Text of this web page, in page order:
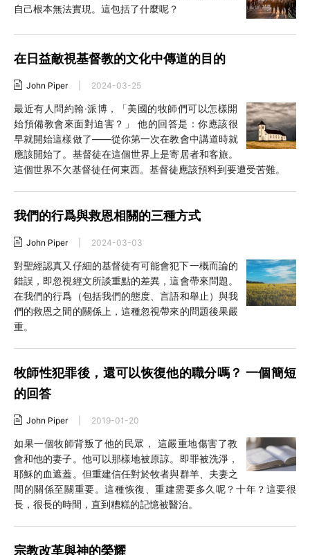
自己根本無法實現。這包括了什麼呢？
在日益敵視基督教的文化中傳道的目的
John Piper 2024-03-25
最近有人問約翰·派博，「美國的牧師們可以怎樣開
始預備教會來面對迫害？」 他的回答是：你應該很
早就開始這樣做了——從你第一次在教會中講道時就
應該開始了。基督徒在這個世界上是寄居者和客旅。
這個世界不欠基督徒任何東西。基督徒應該預料到要遭受苦難。
我們的行爲與救恩相關的三種方式
John Piper 2024-03-03
對聖經認真又仔細的基督徒有可能會犯下一概而論的
錯誤，即忽視經文所談重點的差異，這會帶來問題。
在我們的行爲（包括我們的態度、言語和舉止）與我
們的救恩之間的關係上，這種忽視帶來的問題後果嚴
重。
牧師性犯罪後，還可以恢復他的職分嗎？ 一個簡短
的回答
John Piper 2019-01-20
如果一個牧師背叛了他的民眾， 這嚴重地傷害了教
會和他的妻子。他可以那樣地被原諒。即罪被洗淨，
耶穌的血遮蓋。但重建信任對於牧者與群羊、夫妻之
間的關係至關重要。這種恢復、重建需要多久呢？十年？這要很
長，很長的時間，直到糟糕的記憶被醫治。
宗教改革與神的榮耀